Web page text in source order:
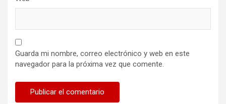
Guarda mi nombre, correo electrónico y web en este
navegador para la próxima vez que comente.